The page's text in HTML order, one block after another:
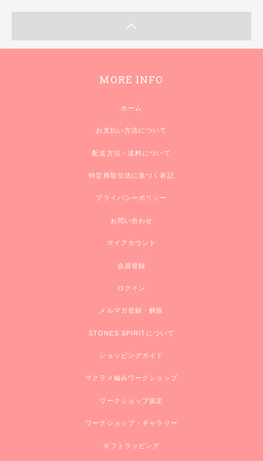
MORE INFO
ホーム
お支払い方法について
配送方法・送料について
特定商取引法に基づく表記
プライバシーポリシー
お問い合わせ
マイアカウント
会員登録
ログイン
メルマガ登録・解除
STONES SPIRITについて
ショッピングガイド
マクラメ編みワークショップ
ワークショップ規定
ワークショップ・ギャラリー
ギフトラッピング